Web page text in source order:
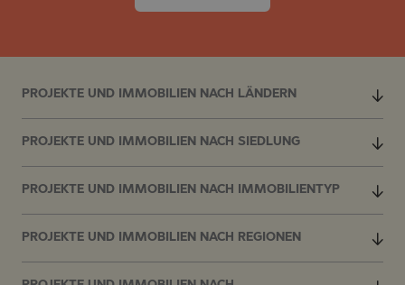
PROJEKTE UND IMMOBILIEN NACH LÄNDERN
PROJEKTE UND IMMOBILIEN NACH SIEDLUNG
PROJEKTE UND IMMOBILIEN NACH IMMOBILIENTYP
PROJEKTE UND IMMOBILIEN NACH REGIONEN